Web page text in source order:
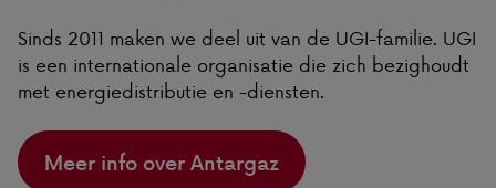
Sinds 2011 maken we deel uit van de UGI-familie. UGI
is een internationale organisatie die zich bezighoudt
met energiedistributie en -diensten.
Meer info over Antargaz